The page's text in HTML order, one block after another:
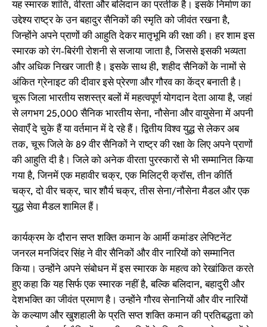
यह स्मारक शांति, वीरता और बलिदान का प्रतीक है। इसके निर्माण का
उद्देश्य राष्ट्र के उन बहादुर सैनिकों की स्मृति को जीवंत रखना है,
जिन्होंने अपने प्राणों की आहुति देकर मातृभूमि की रक्षा की। हर शाम इस
स्मारक को रंग-बिरंगी रोशनी से सजाया जाता है, जिससे इसकी भव्यता
और अधिक निखर जाती है। इसके साथ ही, शहीद सैनिकों के नामों से
अंकित ग्रेनाइट की दीवार इसे प्रेरणा और गौरव का केंद्र बनाती है।
चूरू जिला भारतीय सशस्त्र बलों में महत्वपूर्ण योगदान देता आया है, जहां
से लगभग 25,000 सैनिक भारतीय सेना, नौसेना और वायुसेना में अपनी
सेवाएँ दे चुके हैं या वर्तमान में दे रहे हैं। द्वितीय विश्व युद्ध से लेकर अब
तक, चूरू जिले के 89 वीर सैनिकों ने राष्ट्र की रक्षा के लिए अपने प्राणों
की आहुति दी है। जिले को अनेक वीरता पुरस्कारों से भी सम्मानित किया
गया है, जिनमें एक महावीर चक्र, एक मिलिट्री क्रॉस, तीन कीर्ति
चक्र, दो वीर चक्र, चार शौर्य चक्र, तीस सेना/नौसेना मैडल और एक
युद्ध सेवा मैडल शामिल हैं।
कार्यक्रम के दौरान सप्त शक्ति कमान के आर्मी कमांडर लेफ्टिनेंट
जनरल मनजिंदर सिंह ने वीर सैनिकों और वीर नारियों को सम्मानित
किया। उन्होंने अपने संबोधन में इस स्मारक के महत्व को रेखांकित करते
हुए कहा कि यह सिर्फ एक स्मारक नहीं है, बल्कि बलिदान, बहादुरी और
देशभक्ति का जीवंत प्रमाण है। उन्होंने गौरव सेनानियों और वीर नारियों
के कल्याण और खुशहाली के प्रति सप्त शक्ति कमान की प्रतिबद्धता को